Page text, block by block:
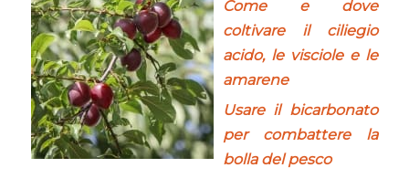
Come e dove
coltivare il ciliegio
acido, le visciole e le
amarene
Usare il bicarbonato
per combattere la
bolla del pesco